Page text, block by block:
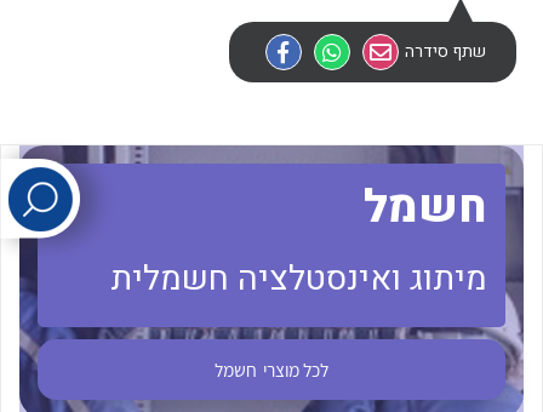
לכל מוצרי היצרן
שתף סידרה
חשמל
מיתוג ואינסטלציה חשמלית
לכל מוצרי חשמל